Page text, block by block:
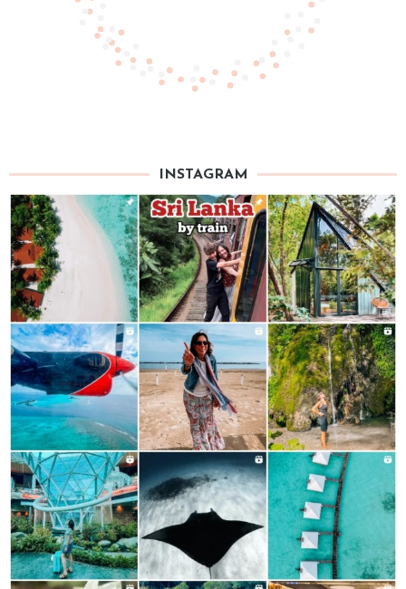
INSTAGRAM